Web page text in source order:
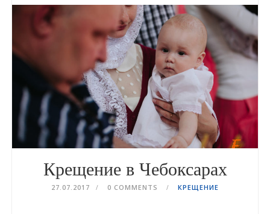
Крещение в Чебоксарах
27.07.2017 0 COMMENTS КРЕЩЕНИЕ